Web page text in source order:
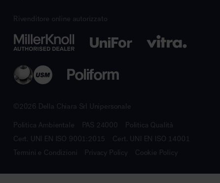
Rivenditore online autorizzato
©2026 Della Chiara Srl Unipersonale
Politica Ambientale PAS 24000
Politica Qualità
Cert. UNI EN ISO 9001:2015
Cert. UNI EN ISO 14001
Termini e Condizioni
Privacy Policy Cookie Policy